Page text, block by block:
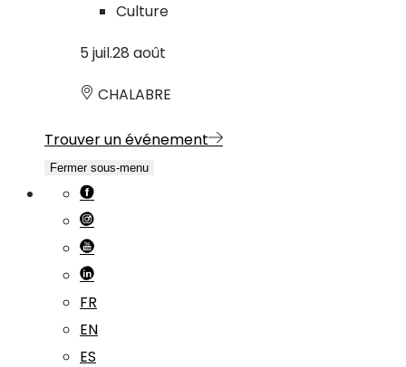
Culture
5 juil.28 août
CHALABRE
Trouver un événement
Fermer sous-menu
FR
EN
ES